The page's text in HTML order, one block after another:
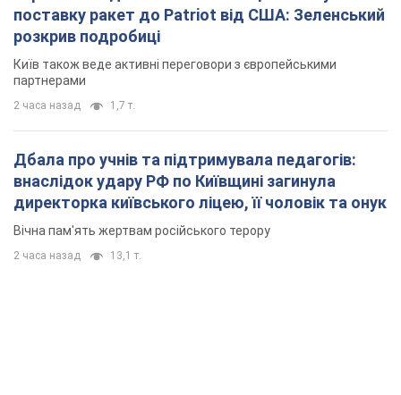
поставку ракет до Patriot від США: Зеленський
розкрив подробиці
Київ також веде активні переговори з європейськими
партнерами
2 часа назад 1,7 т.
Дбала про учнів та підтримувала педагогів:
внаслідок удару РФ по Київщині загинула
директорка київського ліцею, її чоловік та онук
Вічна пам'ять жертвам російського терору
2 часа назад 13,1 т.